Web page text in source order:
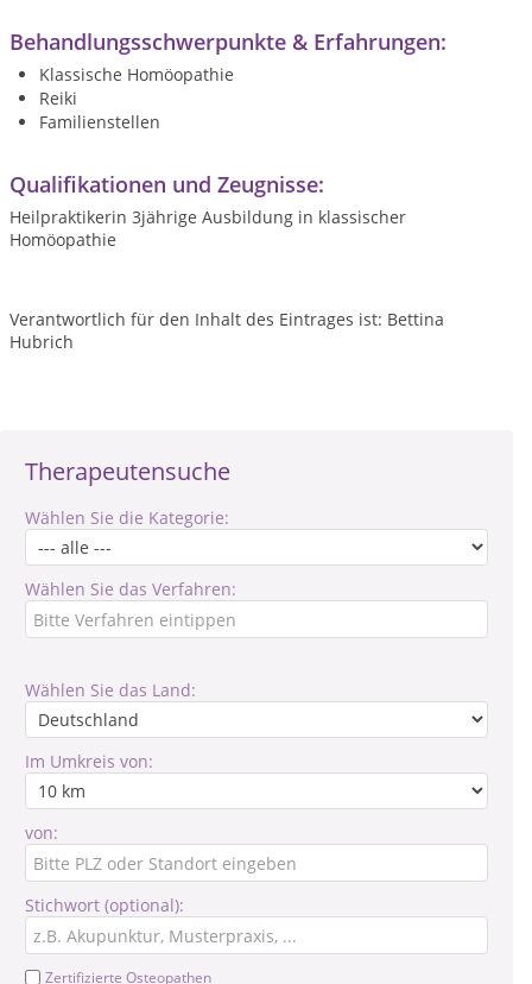
Therapeutensuche
Wählen Sie die Kategorie:
Wählen Sie das Verfahren:
Wählen Sie das Land:
Im Umkreis von:
von:
Stichwort (optional):
Zertifizierte Osteopathen
Behandlungsschwerpunkte & Erfahrungen:
Klassische Homöopathie
Reiki
Familienstellen
Qualifikationen und Zeugnisse:
Heilpraktikerin 3jährige Ausbildung in klassischer
Homöopathie
Verantwortlich für den Inhalt des Eintrages ist: Bettina
Hubrich